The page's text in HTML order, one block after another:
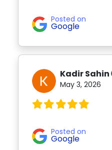
Posted on
Google
Kadir Sahin
May 3, 2026
Posted on
Google